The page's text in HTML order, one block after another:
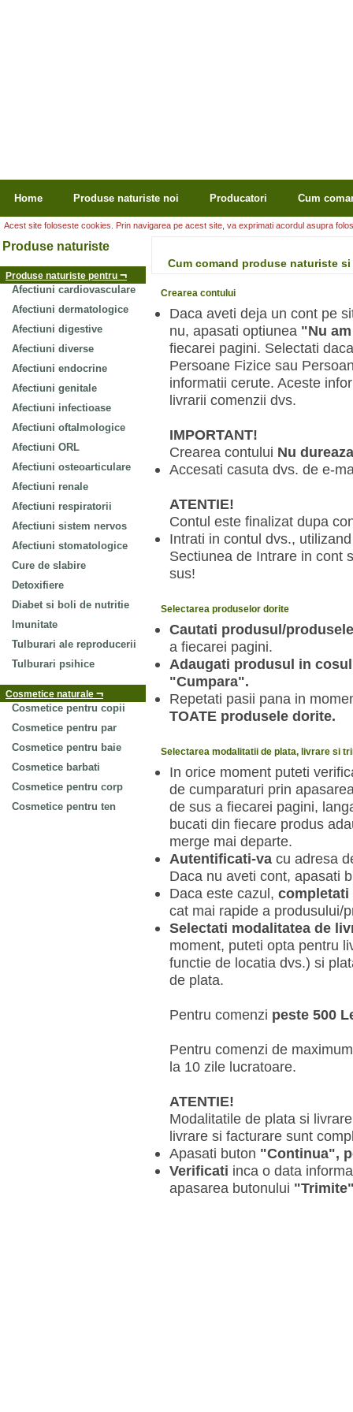
Home Produse naturiste noi Producatori Cum
Acest site foloseste cookies. Prin navigarea pe acest site, va exprimati acordul asupra
Produse naturiste
Produse naturiste pentru ¬
Afectiuni cardiovasculare
Afectiuni dermatologice
Afectiuni digestive
Afectiuni diverse
Afectiuni endocrine
Afectiuni genitale
Afectiuni infectioase
Afectiuni oftalmologice
Afectiuni ORL
Afectiuni osteoarticulare
Afectiuni renale
Afectiuni respiratorii
Afectiuni sistem nervos
Afectiuni stomatologice
Cure de slabire
Detoxifiere
Diabet si boli de nutritie
Imunitate
Tulburari ale reproducerii
Tulburari psihice
Cosmetice naturale ¬
Cosmetice pentru copii
Cosmetice pentru par
Cosmetice pentru baie
Cosmetice barbati
Cosmetice pentru corp
Cosmetice pentru ten
Cum comand produse naturiste
Crearea contului
Daca aveti deja un cont pe
nu, apasati optiunea "Nu
fiecarei pagini. Selectati
Persoane Fizice sau
informatii cerute. Aceste
livrarii comenzii dvs.
IMPORTANT!
Crearea contului Nu
Accesati casuta dvs. de e-
ATENTIE!
Contul este finalizat dupa
Intrati in contul dvs.,
Sectiunea de Intrare in cont
sus!
Selectarea produselor dorite
Cautati produsul/produsele
a fiecarei pagini.
Adaugati produsul in
"Cumpara".
Repetati pasii pana in
TOATE produsele dorite.
Selectarea modalitatii de plata, livrare si
In orice moment puteti
de cumparaturi prin
de sus a fiecarei pagini,
bucati din fiecare produs
merge mai departe.
Autentificati-va cu adresa
Daca nu aveti cont, apasati
Daca este cazul,
cat mai rapide a produsului/
Selectati modalitatea de
moment, puteti opta pentru
functie de locatia dvs.) si
de plata.
Pentru comenzi peste 500
Pentru comenzi de
la 10 zile lucratoare.
ATENTIE!
Modalitatile de plata si
livrare si facturare sunt
Apasati buton "Continua",
Verificati inca o data
apasarea butonului